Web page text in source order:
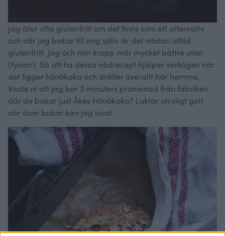
Jag äter ofta glutenfritt om det finns som ett alternativ
och när jag bakar till mig själv är det nästan alltid
glutenfritt. Jag och min kropp mår mycket bättre utan
(tyvärr). Så att ha dessa nödrecept hjälper verkligen när
det ligger hönökaka och dräller överallt här hemma.
Visste ni att jag bor 3 minuters promenad från fabriken
där de bakar just Åkes Hönökaka? Luktar otroligt gott
när dom bakar kan jag lova!